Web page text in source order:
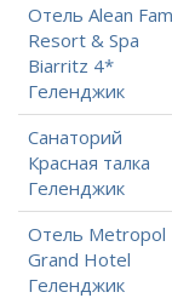
Отель Alean
Resort & Spa
Biarritz 4*
Геленджик
Санаторий
Красная талка
Геленджик
Отель Metropol
Grand Hotel
Геленджик